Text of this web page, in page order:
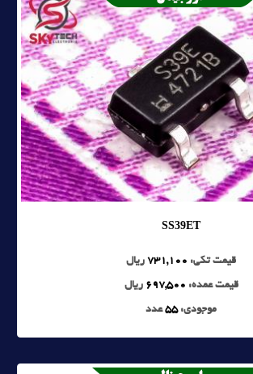
SS39ET
قیمت تکی: 731,100 ریال
قیمت عمده: 697,500 ریال
موجودی:55عدد